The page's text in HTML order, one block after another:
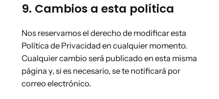
9. Cambios a esta política
Nos reservamos el derecho de modificar esta
Política de Privacidad en cualquier momento.
Cualquier cambio será publicado en esta misma
página y, si es necesario, se te notificará por
correo electrónico.